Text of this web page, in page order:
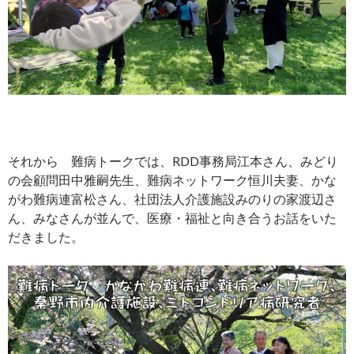
それから 難病トークでは、RDD事務局江本さん、みどり
の会顧問田中雅嗣先生、難病ネットワーク恒川夫妻、かな
がわ難病連富松さん、社団法人介護施設みのりの家渡辺さ
ん、みなさんが並んで、医療・福祉と向き合うお話をいた
だきました。